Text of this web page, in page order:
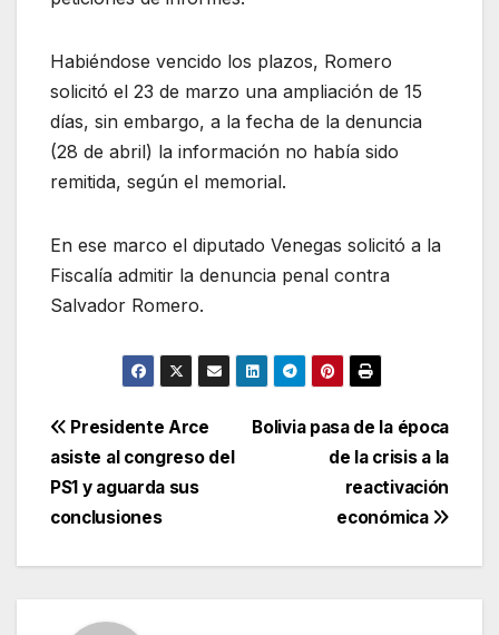
Habiéndose vencido los plazos, Romero
solicitó el 23 de marzo una ampliación de 15
días, sin embargo, a la fecha de la denuncia
(28 de abril) la información no había sido
remitida, según el memorial.
En ese marco el diputado Venegas solicitó a la
Fiscalía admitir la denuncia penal contra
Salvador Romero.
Navegación
de
entradas
Bolivia pasa de la época
de la crisis a la
reactivación
económica
Presidente Arce
asiste al congreso del
PS1 y aguarda sus
conclusiones